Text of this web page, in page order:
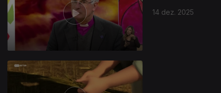
14 dez. 2025